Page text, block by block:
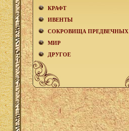
КРАФТ
ИВЕНТЫ
СОКРОВИЩА ПРЕДВЕЧНЫХ
МИР
ДРУГОЕ